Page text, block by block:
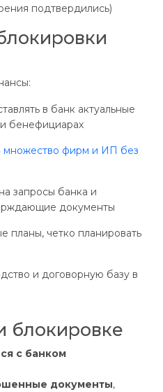
подтвердились)
в банк актуальные
бенефициарах
множество фирм и ИП без
запросы банка и
документы
планы, четко планировать
и договорную базу в
блокировке
с банком
документы,